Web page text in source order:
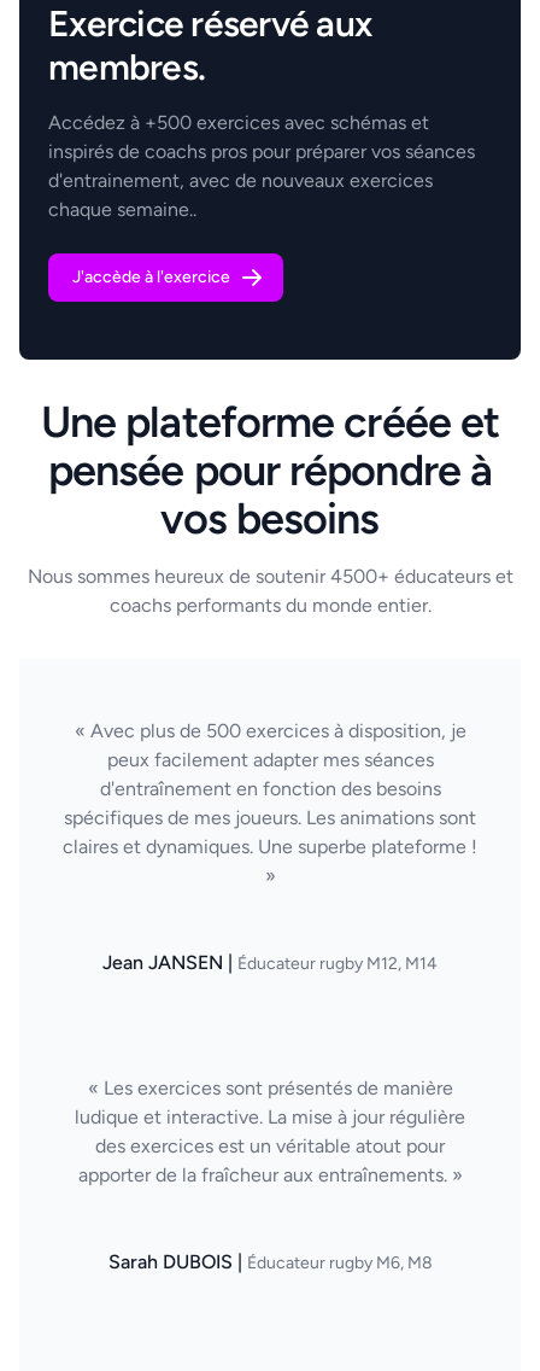
Exercice réservé aux
membres.
Accédez à +500 exercices avec schémas et
inspirés de coachs pros pour préparer vos séances
d'entrainement, avec de nouveaux exercices
chaque semaine..
J'accède à l'exercice
Une plateforme créée et
pensée pour répondre à
vos besoins
Nous sommes heureux de soutenir 4500+ éducateurs et
coachs performants du monde entier.
« Avec plus de 500 exercices à disposition, je
peux facilement adapter mes séances
d'entraînement en fonction des besoins
spécifiques de mes joueurs. Les animations sont
claires et dynamiques. Une superbe plateforme !
»
Jean JANSEN | Éducateur rugby M12, M14
« Les exercices sont présentés de manière
ludique et interactive. La mise à jour régulière
des exercices est un véritable atout pour
apporter de la fraîcheur aux entraînements. »
Sarah DUBOIS | Éducateur rugby M6, M8